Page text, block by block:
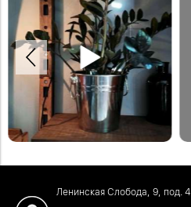
Деревянная модульная полка в
систему стеллажей Woody.
#деревяннаямебель
Ленинская Слобода, 9, под. 4